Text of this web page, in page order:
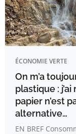
ÉCONOMIE VERTE
On m’a
plastique :
papier n’est
alternative…
EN BREF